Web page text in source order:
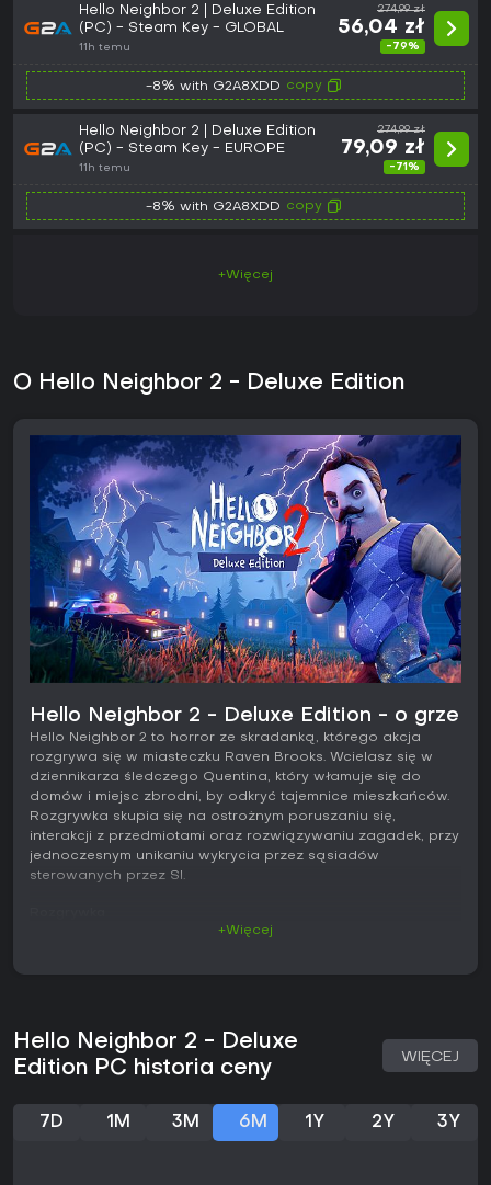
Hello Neighbor 2 | Deluxe Edition
(PC) - Steam Key - GLOBAL
11h temu
274,99 zł
56,04 zł
-79%
-8% with G2A8XDD copy
Hello Neighbor 2 | Deluxe Edition
(PC) - Steam Key - EUROPE
11h temu
274,99 zł
79,09 zł
-71%
-8% with G2A8XDD copy
+Więcej
O Hello Neighbor 2 - Deluxe Edition
Hello Neighbor 2 - Deluxe Edition - o grze
Hello Neighbor 2 to horror ze skradanką, którego akcja
rozgrywa się w miasteczku Raven Brooks. Wcielasz się w
dziennikarza śledczego Quentina, który włamuje się do
domów i miejsc zbrodni, by odkryć tajemnice mieszkańców.
Rozgrywka skupia się na ostrożnym poruszaniu się,
interakcji z przedmiotami oraz rozwiązywaniu zagadek, przy
jednoczesnym unikaniu wykrycia przez sąsiadów
sterowanych przez SI.
Podstawą zabawy jest eksploracja dzielnicy pełnej domów.
zasięgiem wzroku mieszkańców. Sąsiedzi korzystają z sieci
neuronowej, która analizuje styl gry i potrafi zmieniać
zachowanie w trakcie sesji, chroniąc swoje sekrety.
przełączników oraz badanie przedmiotów w poszukiwaniu
+Więcej
Hello Neighbor 2 - Deluxe
Edition PC historia ceny
WIĘCEJ
7D 1M 3M 6M 1Y 2Y 3Y